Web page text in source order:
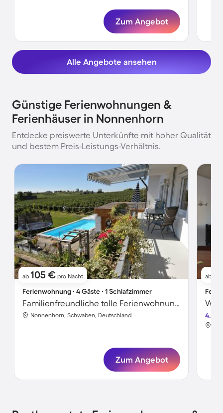
Zum Angebot
Alle Angebote ansehen
Günstige Ferienwohnungen &
Ferienhäuser in Nonnenhorn
Entdecke preiswerte Unterkünfte mit hoher Qualität
und bestem Preis-Leistungs-Verhältnis.
ab 105 € pro Nacht
Ferienwohnung ∙ 4 Gäste ∙ 1 Schlafzimmer
Familienfreundliche tolle Ferienwohnung mit Garten, Terrasse und Pool | Gartenblick
Nonnenhorn, Schwaben, Deutschland
Zum Angebot
ab
4.7